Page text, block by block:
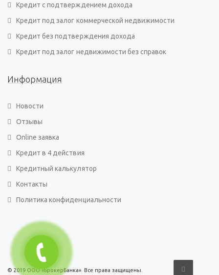
Кредит с подтверждением дохода
Кредит под залог коммерческой недвижимости
Кредит без подтверждения дохода
Кредит под залог недвижимости без справок
Информация
Новости
Отзывы
Online заявка
Кредит в 4 действия
Кредитный калькулятор
Контакты
Политика конфиденциальности
© 2019 ООО «БрокерБанка». Все права защищены.